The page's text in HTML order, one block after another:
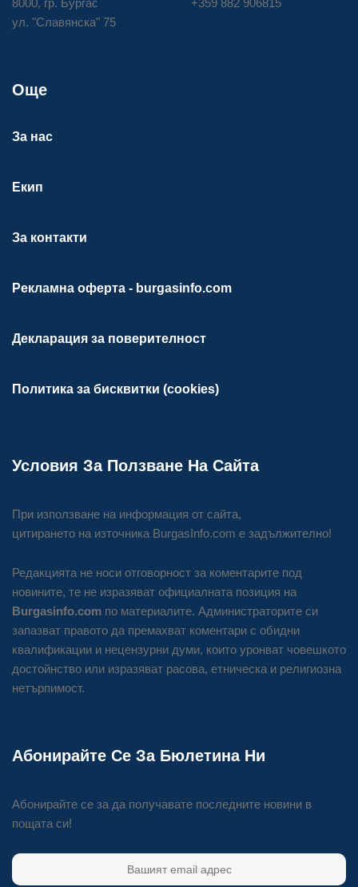
ул. "Славянска" 75
Още
За нас
Екип
За контакти
Рекламна оферта - burgasinfo.com
Декларация за поверителност
Политика за бисквитки (cookies)
Условия За Ползване На Сайта
При използване на информация от сайта,
цитирането на източника BurgasInfo.com е задължително!
Редакцията не носи отговорност за коментарите под
новините, те не изразяват официалната позиция на
Burgasinfo.com по материалите. Администраторите си
запазват правото да премахват коментари с обидни
квалификации и нецензурни думи, които уронват човешкото
достойнство или изразяват расова, етническа и религиозна
нетърпимост.
Абонирайте Се За Бюлетина Ни
Абонирайте се за да получавате последните новини в
пощата си!